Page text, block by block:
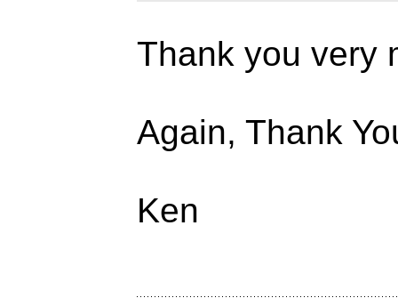
Thank you very
Again, Thank
Ken